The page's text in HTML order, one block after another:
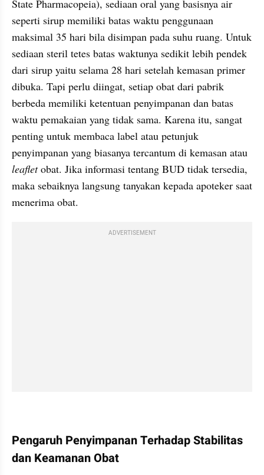
State Pharmacopeia), sediaan oral yang basisnya air
seperti sirup memiliki batas waktu penggunaan
maksimal 35 hari bila disimpan pada suhu ruang. Untuk
sediaan steril tetes batas waktunya sedikit lebih pendek
dari sirup yaitu selama 28 hari setelah kemasan primer
dibuka. Tapi perlu diingat, setiap obat dari pabrik
berbeda memiliki ketentuan penyimpanan dan batas
waktu pemakaian yang tidak sama. Karena itu, sangat
penting untuk membaca label atau petunjuk
leaflet obat. Jika informasi tentang BUD tidak tersedia,
maka sebaiknya langsung tanyakan kepada apoteker saat
menerima obat.
ADVERTISEMENT
Pengaruh Penyimpanan Terhadap Stabilitas
dan Keamanan Obat